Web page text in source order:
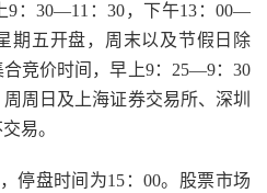
9：30—11：30，下午13：00—
期五开盘，周末以及节假日除
竞价时间，早上9：25—9：30
周日及上海证券交易所、深圳
易。
停盘时间为15：00。股票市场